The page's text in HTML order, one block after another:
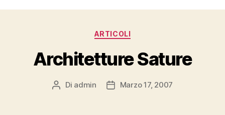
Categorie
ARTICOLI
Architetture Sature
Autore
Di admin
DataMarzo 17, 2007